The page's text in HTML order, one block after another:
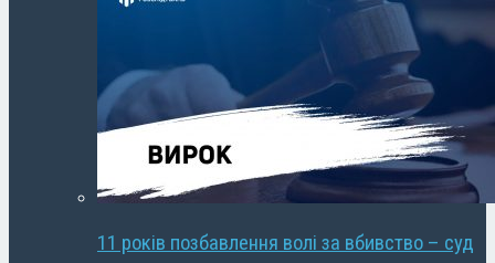
11 років позбавлення волі за вбивство – суд